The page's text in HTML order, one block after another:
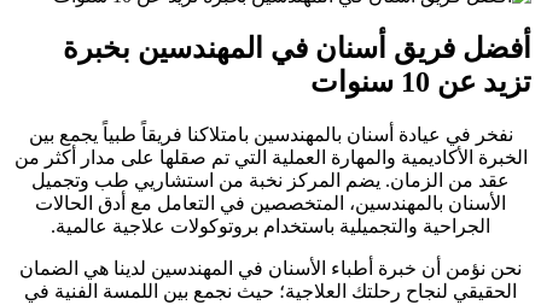
أفضل فريق أسنان في المهندسين بخبرة
تزيد عن 10 سنوات
نفخر في عيادة أسنان بالمهندسين بامتلاكنا فريقاً طبياً يجمع بين
الخبرة الأكاديمية والمهارة العملية التي تم صقلها على مدار أكثر من
عقد من الزمان. يضم المركز نخبة من استشاريي طب وتجميل
الأسنان بالمهندسين، المتخصصين في التعامل مع أدق الحالات
الجراحية والتجميلية باستخدام بروتوكولات علاجية عالمية.
نحن نؤمن أن خبرة أطباء الأسنان في المهندسين لدينا هي الضمان
الحقيقي لنجاح رحلتك العلاجية؛ حيث نجمع بين اللمسة الفنية في